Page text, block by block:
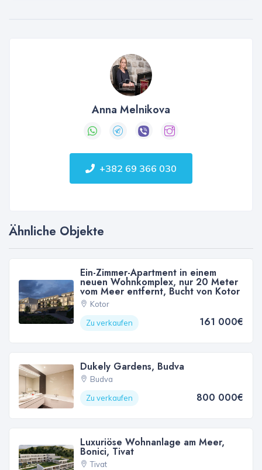
Anna Melnikova
+382 69 366 030
Ähnliche Objekte
Ein-Zimmer-Apartment in einem
neuen Wohnkomplex, nur 20 Meter
vom Meer entfernt, Bucht von Kotor
Kotor
Zu verkaufen
161 000€
Dukely Gardens, Budva
Budva
Zu verkaufen
800 000€
Luxuriöse Wohnanlage am Meer,
Bonici, Tivat
Tivat